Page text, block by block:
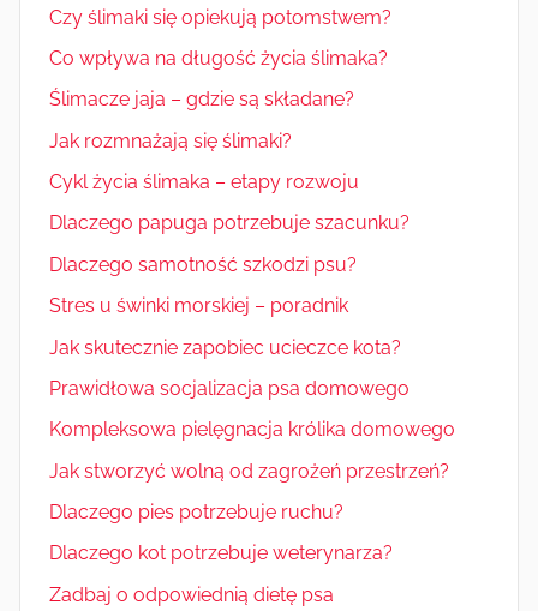
Czy ślimaki się opiekują potomstwem?
Co wpływa na długość życia ślimaka?
Ślimacze jaja – gdzie są składane?
Jak rozmnażają się ślimaki?
Cykl życia ślimaka – etapy rozwoju
Dlaczego papuga potrzebuje szacunku?
Dlaczego samotność szkodzi psu?
Stres u świnki morskiej – poradnik
Jak skutecznie zapobiec ucieczce kota?
Prawidłowa socjalizacja psa domowego
Kompleksowa pielęgnacja królika domowego
Jak stworzyć wolną od zagrożeń przestrzeń?
Dlaczego pies potrzebuje ruchu?
Dlaczego kot potrzebuje weterynarza?
Zadbaj o odpowiednią dietę psa